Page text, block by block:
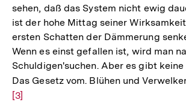
sehen, daß das System nicht ewig
ist der hohe Mittag seiner
ersten Schatten der Dämmerung
Wenn es einst gefallen ist, wird man
Schuldigen'suchen. Aber es gibt keine
Das Gesetz vom. Blühen und
[3]